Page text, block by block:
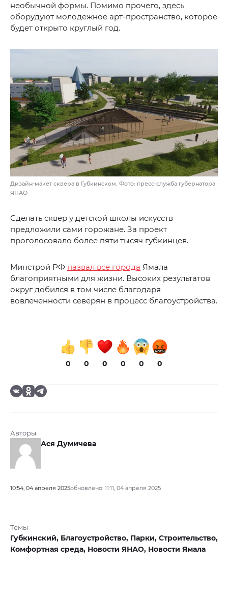
необычной формы. Помимо прочего, здесь
оборудуют молодежное арт-пространство, которое
будет открыто круглый год.
Дизайн-макет сквера в Губкинском. Фото: пресс-служба губернатора
ЯНАО
Сделать сквер у детской школы искусств
предложили сами горожане. За проект
проголосовало более пяти тысяч губкинцев.
Минстрой РФ назвал все города Ямала
благоприятными для жизни. Высоких результатов
округ добился в том числе благодаря
вовлеченности северян в процесс благоустройства.
0 0 0 0 0 0
Авторы
Ася Думичева
10:54, 04 апреля 2025обновлено: 11:11, 04 апреля 2025
Темы
Губкинский, Благоустройство, Парки, Строительство,
Комфортная среда, Новости ЯНАО, Новости Ямала